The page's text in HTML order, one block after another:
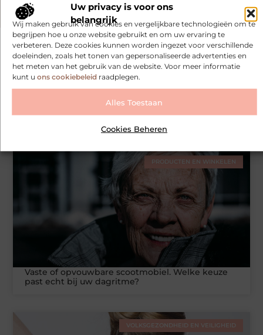
Uw privacy is voor ons
belangrijk
Wij maken gebruik van cookies en vergelijkbare technologieën om te
begrijpen hoe u onze website gebruikt en om uw ervaring te
verbeteren. Deze cookies kunnen worden ingezet voor verschillende
doeleinden, zoals het tonen van gepersonaliseerde advertenties en
het meten van het gebruik van de website. Voor meer informatie
kunt u ons cookiebeleidraadplegen.
Alles Toestaan
Cookies Beheren
Gerelateerde artikelendie u
mogelijk interesseren
De gezondheidsvoordelen van een houtkachel
binnen
PRODUCTEN EN WINKELEN
Vaste of opvouwbare scootmobiel. Welke keuze
past echt bij uw dagritme?
VOLKSGEZONDHEID EN VEILIGHEID